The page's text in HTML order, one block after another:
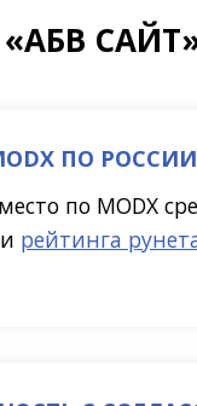
ПО РОССИИ
по MODX
рейтинга